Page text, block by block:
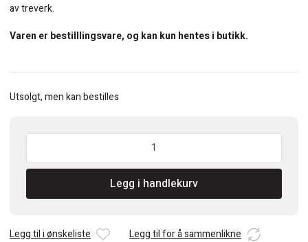
av treverk.
Varen er bestilllingsvare, og kan kun hentes i butikk.
Utsolgt, men kan bestilles
Virutex
ST
antall
Legg i handlekurv
Legg til i ønskeliste Legg til for å sammenlikne